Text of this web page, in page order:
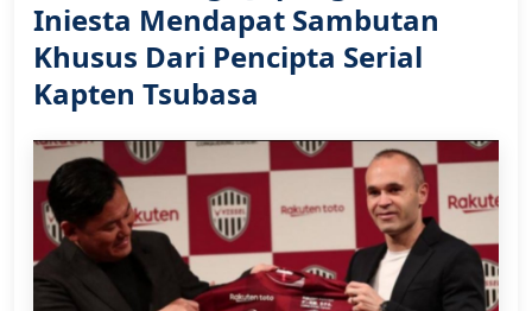
Iniesta Mendapat Sambutan
Khusus Dari Pencipta Serial
Kapten Tsubasa